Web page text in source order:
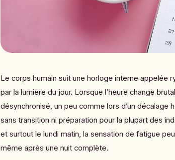
Le corps humain suit une horloge interne appelée
par la lumière du jour. Lorsque l’heure change
désynchronisé, un peu comme lors d’un décalage
sans transition ni préparation pour la plupart des
et surtout le lundi matin, la sensation de fatigue
même après une nuit complète.